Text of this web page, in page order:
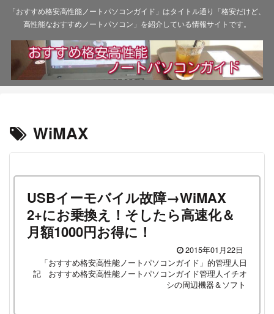
「おすすめ格安高性能ノートパソコンガイド」はタイトル通り「格安だけど、
高性能なおすすめノートパソコン」を紹介している情報サイトです。
WiMAX
USBイーモバイル故障→WiMAX
2+にお乗換え！そしたら高速化＆
月額1000円お得に！
2015年01月22日
「おすすめ格安高性能ノートパソコンガイド」的管理人日
記
おすすめ格安高性能ノートパソコンガイド管理人イチオ
シの周辺機器＆ソフト